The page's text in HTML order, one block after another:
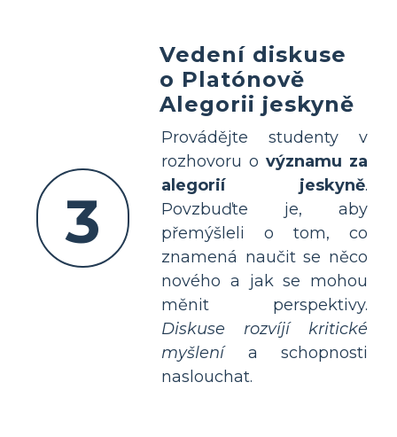
3
Vedení diskuse
o Platónově
Alegorii jeskyně
Provádějte studenty v
rozhovoru o významu za
alegorií jeskyně.
Povzbuďte je, aby
přemýšleli o tom, co
znamená naučit se něco
nového a jak se mohou
měnit perspektivy.
Diskuse rozvíjí kritické
myšlenía schopnosti
naslouchat.